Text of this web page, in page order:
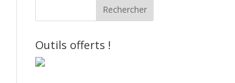
Outils offerts !